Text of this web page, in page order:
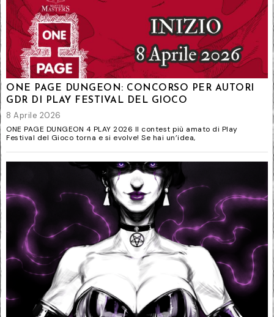
ONE PAGE DUNGEON: CONCORSO PER AUTORI
GDR DI PLAY FESTIVAL DEL GIOCO
8 Aprile 2026
ONE PAGE DUNGEON 4 PLAY 2026 Il contest più amato di Play
Festival del Gioco torna e si evolve! Se hai un’idea,